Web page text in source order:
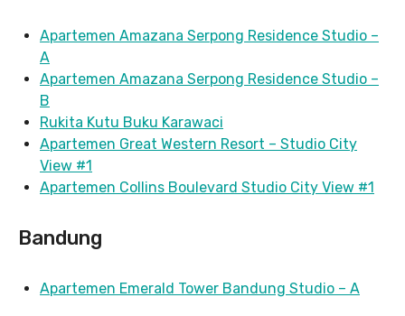
Apartemen Amazana Serpong Residence Studio –
A
Apartemen Amazana Serpong Residence Studio –
B
Rukita Kutu Buku Karawaci
Apartemen Great Western Resort – Studio City
View #1
Apartemen Collins Boulevard Studio City View #1
Bandung
Apartemen Emerald Tower Bandung Studio – A